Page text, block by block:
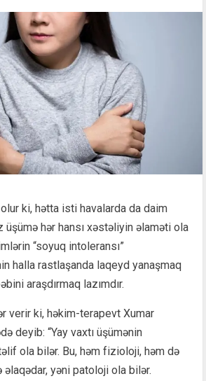
ki, hətta isti havalarda da daim
üşümə hər hansı xəstəliyin əlaməti ola
“soyuq intoleransı”
halla rastlaşanda laqeyd yanaşmaq
araşdırmaq lazımdır.
verir ki, həkim-terapevt Xumar
deyib: “Yay vaxtı üşümənin
ola bilər. Bu, həm fizioloji, həm də
əlaqədar, yəni patoloji ola bilər.